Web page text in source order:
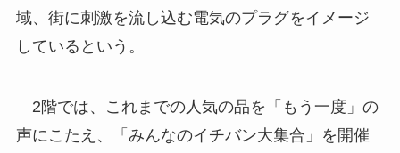
域、街に刺激を流し込む電気のプラグをイメージ
しているという。
2階では、これまでの人気の品を「もう一度」の
声にこたえ、「みんなのイチバン大集合」を開催